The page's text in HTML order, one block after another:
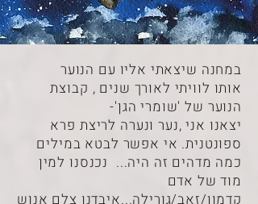
במחנה שיצאתי אליו עם הנוער
אותו לוויתי לאורך שנים , קבוצת
הנוער של 'שומרי הגן'-
יצאנו אני ,נער ונערה לריצת פרא
ספונטנית. אי אפשר לבטא במילים
כמה מדהים זה היה... נכנסנו למין
מוד של אדם
קדמון/זאב/גורילה...איבדנו צלם אנוש